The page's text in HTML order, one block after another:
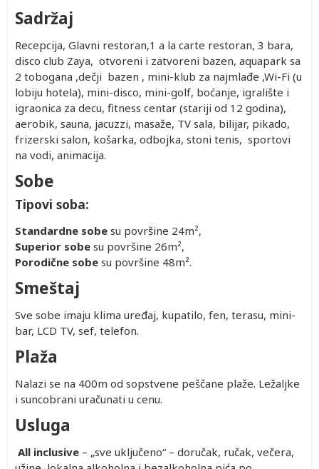
Sadržaj
Recepcija, Glavni restoran,1 a la carte restoran, 3 bara,
disco club Zaya, otvoreni i zatvoreni bazen, aquapark sa
2 tobogana ,dečji bazen , mini-klub za najmlađe ,Wi-Fi (u
lobiju hotela), mini-disco, mini-golf, boćanje, igralište i
igraonica za decu, fitness centar (stariji od 12 godina),
aerobik, sauna, jacuzzi, masaže, TV sala, bilijar, pikado,
frizerski salon, košarka, odbojka, stoni tenis, sportovi
na vodi, animacija.
Sobe
Tipovi soba:
Standardne sobe su površine 24m²,
Superior sobe su površine 26m²,
Porodične sobe su površine 48m².
Smeštaj
Sve sobe imaju klima uređaj, kupatilo, fen, terasu, mini-
bar, LCD TV, sef, telefon.
Plaža
Nalazi se na 400m od sopstvene peščane plaže. Ležaljke
i suncobrani uračunati u cenu.
Usluga
All inclusive – „sve uključeno“ – doručak, ručak, večera,